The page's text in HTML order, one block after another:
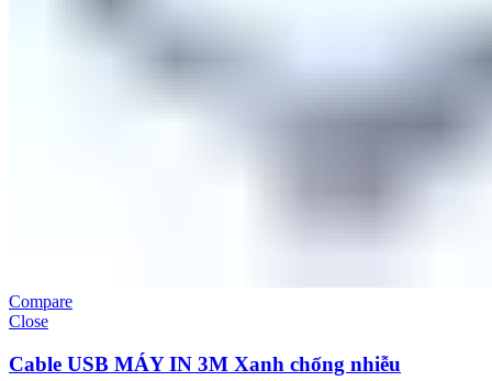
Compare
Close
Cable USB MÁY IN 3M Xanh chống nhiễu